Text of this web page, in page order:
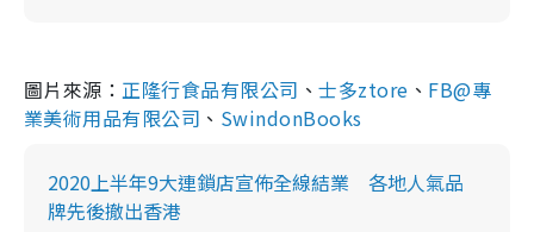
圖片來源：正隆行食品有限公司 、士多ztore 、 FB@專
業美術用品有限公司 、 SwindonBooks
2020上半年9大連鎖店宣佈全線結業 各地人氣品
牌先後撤出香港